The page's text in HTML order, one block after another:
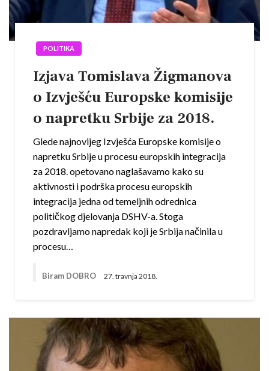
POLITIKA
Izjava Tomislava Žigmanova
o Izvješću Europske komisije
o napretku Srbije za 2018.
Glede najnovijeg Izvješća Europske komisije o
napretku Srbije u procesu europskih integracija
za 2018. opetovano naglašavamo kako su
aktivnosti i podrška procesu europskih
integracija jedna od temeljnih odrednica
političkog djelovanja DSHV-a. Stoga
pozdravljamo napredak koji je Srbija načinila u
procesu…
Biram DOBRO 27. travnja 2018.